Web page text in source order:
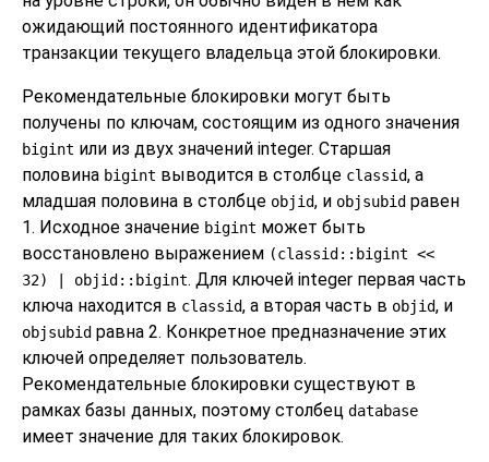
ожидающий постоянного идентификатора
транзакции текущего владельца этой блокировки.
Рекомендательные блокировки могут быть
получены по ключам, состоящим из одного значения
bigint или из двух значений integer. Старшая
половина bigint выводится в столбце classid, а
младшая половина в столбце objid, и objsubid равен
1. Исходное значение bigint может быть
восстановлено выражением (classid::bigint <<
32) | objid::bigint. Для ключей integer первая часть
ключа находится в classid, а вторая часть в objid, и
objsubid равна 2. Конкретное предназначение этих
ключей определяет пользователь.
Рекомендательные блокировки существуют в
рамках базы данных, поэтому столбец database
имеет значение для таких блокировок.